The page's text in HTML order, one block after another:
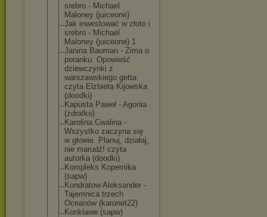
srebro - Michael
Maloney (juiceone)
Jak inwestować w złoto i
srebro - Michael
Maloney (juiceone) 1
Janina Bauman - Zima o
poranku. Opowieść
dziewczynki z
warszawskiego getta
czyta Elzbieta Kijowska
(doodki)
Kapusta Paweł - Agonia
(zdrafko)
Karolina Cwalina -
Wszystko zaczyna się
w głowie. Planuj, działaj,
nie marudź! czyta
autorka (doodki)
Kompleks Kopernika
(sapw)
Kondratow Aleksander -
Tajemnica trzech
Oceanów (karonet22)
Konklawe (sapw)